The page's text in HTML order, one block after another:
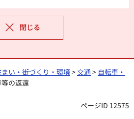
閉じる
い・街づくり・環境>交通> 自転車・
の返還
ページID 12575